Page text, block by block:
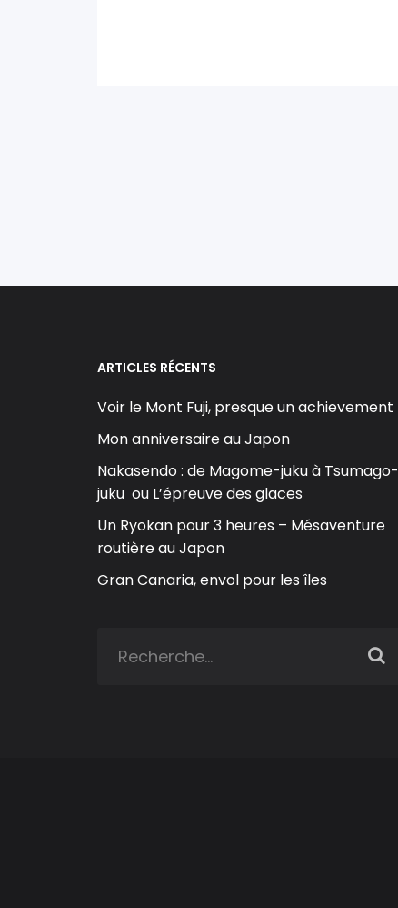
ARTICLES RÉCENTS
Voir le Mont Fuji, presque un achievement
Mon anniversaire au Japon
Nakasendo : de Magome-juku à Tsumago-
juku ou L’épreuve des glaces
Un Ryokan pour 3 heures – Mésaventure
routière au Japon
Gran Canaria, envol pour les îles